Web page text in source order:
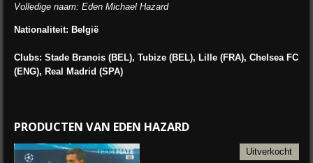
Volledige naam: Eden Michael Hazard
Nationaliteit: België
Clubs: Stade Branois (BEL), Tubize (BEL), Lille (FRA), Chelsea FC
(ENG), Real Madrid (SPA)
PRODUCTEN VAN EDEN HAZARD
Uitverkocht